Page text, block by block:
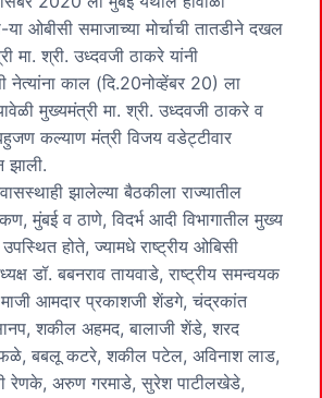
ओबीसी समाजाच्या मोर्चाची तातडीने दखल
मा. श्री. उध्दवजी ठाकरे यांनी
नेत्यांना काल (दि.20नोव्हेंबर 20) ला
मुख्यमंत्री मा. श्री. उध्दवजी ठाकरे व
कल्याण मंत्री विजय वडेट्टीवार
झाली.
झालेल्या बैठकीला राज्यातील
मुंबई व ठाणे, विदर्भ आदी विभागातील मुख्य
होते, ज्यामधे राष्ट्रीय ओबिसी
डॉ. बबनराव तायवाडे, राष्ट्रीय समन्वयक
आमदार प्रकाशजी शेंडगे, चंद्रकांत
शकील अहमद, बालाजी शेंडे, शरद
बबलू कटरे, शकील पटेल, अविनाश लाड,
रेणके, अरुण गरमाडे, सुरेश पाटीलखेडे,